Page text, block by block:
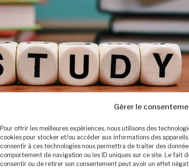
Gérer le
Pour offrir les meilleures expériences, nous utilisons des
cookies pour stocker et/ou accéder aux informations des
consentir à ces technologies nous permettra de traiter des
comportement de navigation ou les ID uniques sur ce site. Le fait
consentir ou de retirer son consentement peut avoir un effet